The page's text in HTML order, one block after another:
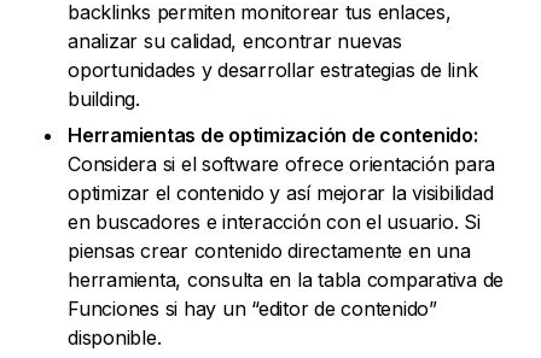
backlinks permiten monitorear tus enlaces,
analizar su calidad, encontrar nuevas
oportunidades y desarrollar estrategias de link
building.
Herramientas de optimización de contenido:
Considera si el software ofrece orientación para
optimizar el contenido y así mejorar la visibilidad
en buscadores e interacción con el usuario. Si
piensas crear contenido directamente en una
herramienta, consulta en la tabla comparativa de
Funciones si hay un “editor de contenido”
disponible.